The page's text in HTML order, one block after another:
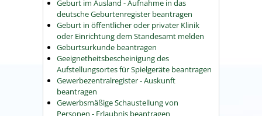
Geburt im Ausland - Aufnahme in das
deutsche Geburtenregister beantragen
Geburt in öffentlicher oder privater Klinik
oder Einrichtung dem Standesamt melden
Geburtsurkunde beantragen
Geeignetheitsbescheinigung des
Aufstellungsortes für Spielgeräte beantragen
Gewerbezentralregister - Auskunft
beantragen
Gewerbsmäßige Schaustellung von
Personen - Erlaubnis beantragen